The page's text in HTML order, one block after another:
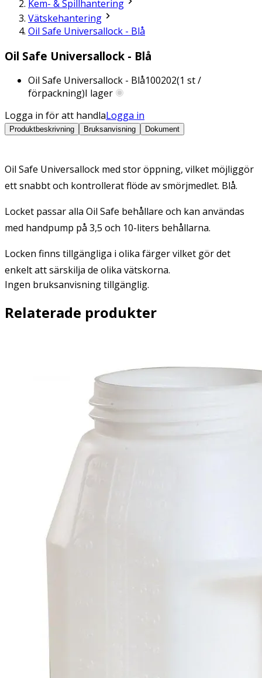
Kem- & Spillhantering
Vätskehantering
Oil Safe Universallock - Blå
Oil Safe Universallock - Blå
Oil Safe Universallock - Blå100202(1 st /
förpackning)I lager
Logga in för att handlaLogga in
Produktbeskrivning Bruksanvisning Dokument
Oil Safe Universallock med stor öppning, vilket möjliggör
ett snabbt och kontrollerat flöde av smörjmedlet. Blå.
Locket passar alla Oil Safe behållare och kan användas
med handpump på 3,5 och 10-liters behållarna.
Locken finns tillgängliga i olika färger vilket gör det
enkelt att särskilja de olika vätskorna.
Ingen bruksanvisning tillgänglig.
Relaterade produkter